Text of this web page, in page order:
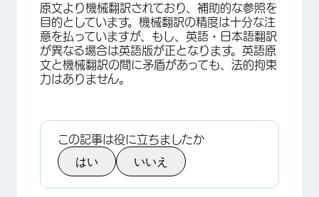
原文より機械翻訳されており、補助的な参照を
目的としています。機械翻訳の精度は十分な注
意を払っていますが、もし、英語・日本語翻訳
が異なる場合は英語版が正となります。英語原
文と機械翻訳の間に矛盾があっても、法的拘束
力はありません。
この記事は役に立ちましたか
はい いいえ